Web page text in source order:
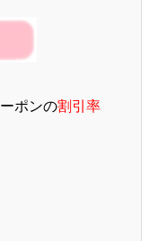
ポンの割引率